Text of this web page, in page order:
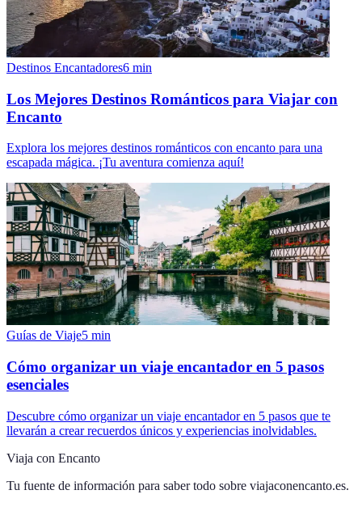
Destinos Encantadores6 min
Los Mejores Destinos Románticos para Viajar con
Encanto
Explora los mejores destinos románticos con encanto para una
escapada mágica. ¡Tu aventura comienza aquí!
Guías de Viaje5 min
Cómo organizar un viaje encantador en 5 pasos
esenciales
Descubre cómo organizar un viaje encantador en 5 pasos que te
llevarán a crear recuerdos únicos y experiencias inolvidables.
Viaja con Encanto
Tu fuente de información para saber todo sobre viajaconencanto.es.